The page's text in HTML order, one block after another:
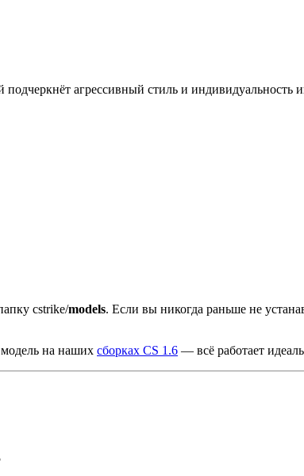
агрессивный стиль и индивидуальность
cstrike/models. Если вы никогда раньше не
на наших сборках CS 1.6 — всё работает